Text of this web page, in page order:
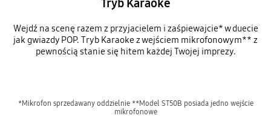
Wejdź na scenę razem z przyjacielem i zaśpiewajcie* w duecie
jak gwiazdy POP. Tryb Karaoke z wejściem mikrofonowym** z
pewnością stanie się hitem każdej Twojej imprezy.
*Mikrofon sprzedawany oddzielnie **Model ST50B posiada jedno wejście
mikrofonowe